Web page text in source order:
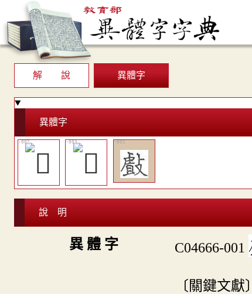
解 說 異體字
異體字
說 明
異 體 字 C04666-001
〔關鍵文獻〕